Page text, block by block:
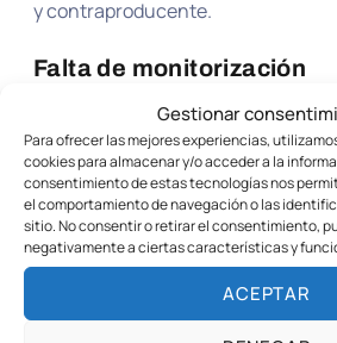
Gestionar
Para ofrecer las mejores experiencias,
cookies para almacenar y/o acceder a la
consentimiento de estas tecnologías nos
el comportamiento de navegación o las
sitio. No consentir o retirar el consentimiento,
negativamente a ciertas características y
ACEPTAR
y contraproducente.
Falta de monitorización
Una vez configurada la
monitoreando los procesos para
problema que pueda surgir.
Lleva tu empresa al
nivel
Aprovechar la automatización es
cualquier negocio exitoso.